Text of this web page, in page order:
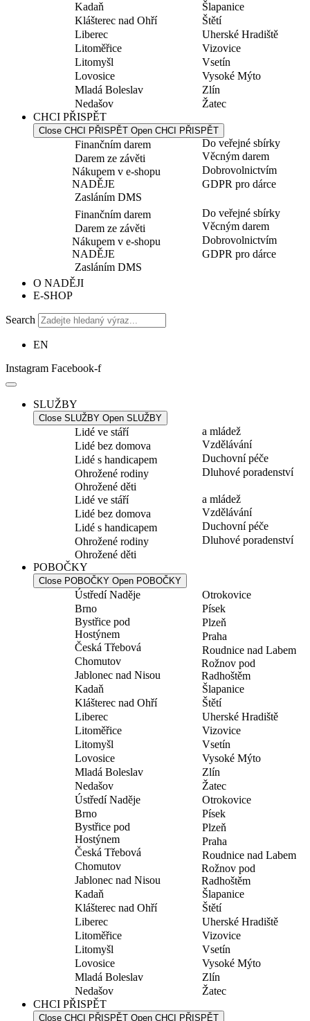
Kadaň
Klášterec nad Ohří
Liberec
Litoměřice
Litomyšl
Lovosice
Mladá Boleslav
Nedašov
Šlapanice
Štětí
Uherské Hradiště
Vizovice
Vsetín
Vysoké Mýto
Zlín
Žatec
CHCI PŘISPĚT
Close CHCI PŘISPĚT Open CHCI PŘISPĚT
Finančním darem
Darem ze závěti
Nákupem v e-shopu
NADĚJE
Zasláním DMS
Do veřejné sbírky
Věcným darem
Dobrovolnictvím
GDPR pro dárce
Finančním darem
Darem ze závěti
Nákupem v e-shopu
NADĚJE
Zasláním DMS
Do veřejné sbírky
Věcným darem
Dobrovolnictvím
GDPR pro dárce
O NADĚJI
E-SHOP
Search
EN
Instagram Facebook-f
SLUŽBY
Close SLUŽBY Open SLUŽBY
Lidé ve stáří
Lidé bez domova
Lidé s handicapem
Ohrožené rodiny
Ohrožené děti
a mládež
Vzdělávání
Duchovní péče
Dluhové poradenství
Lidé ve stáří
Lidé bez domova
Lidé s handicapem
Ohrožené rodiny
Ohrožené děti
a mládež
Vzdělávání
Duchovní péče
Dluhové poradenství
POBOČKY
Close POBOČKY Open POBOČKY
Ústředí Naděje
Brno
Bystřice pod
Hostýnem
Česká Třebová
Chomutov
Jablonec nad Nisou
Kadaň
Klášterec nad Ohří
Liberec
Litoměřice
Litomyšl
Lovosice
Mladá Boleslav
Nedašov
Otrokovice
Písek
Plzeň
Praha
Roudnice nad Labem
Rožnov pod
Radhoštěm
Šlapanice
Štětí
Uherské Hradiště
Vizovice
Vsetín
Vysoké Mýto
Zlín
Žatec
Ústředí Naděje
Brno
Bystřice pod
Hostýnem
Česká Třebová
Chomutov
Jablonec nad Nisou
Kadaň
Klášterec nad Ohří
Liberec
Litoměřice
Litomyšl
Lovosice
Mladá Boleslav
Nedašov
Otrokovice
Písek
Plzeň
Praha
Roudnice nad Labem
Rožnov pod
Radhoštěm
Šlapanice
Štětí
Uherské Hradiště
Vizovice
Vsetín
Vysoké Mýto
Zlín
Žatec
CHCI PŘISPĚT
Close CHCI PŘISPĚT Open CHCI PŘISPĚT